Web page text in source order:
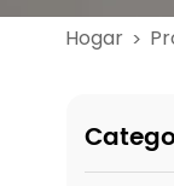
Hogar >